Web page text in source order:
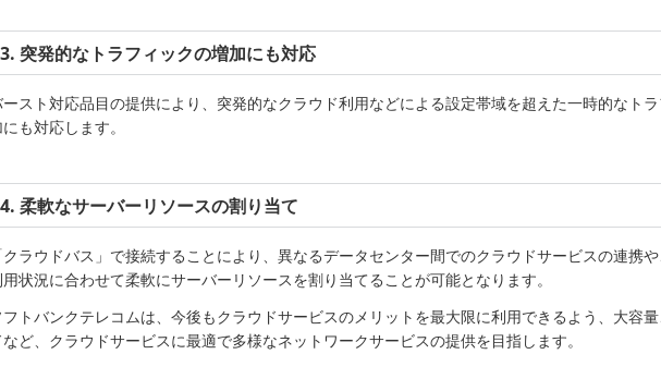
3. 突発的なトラフィックの増加にも対応
スト対応品目の提供により、突発的なクラウド利用などによる設定帯域を超えた一時的なト
も対応します。
4. 柔軟なサーバーリソースの割り当て
ラウドバス」で接続することにより、異なるデータセンター間でのクラウドサービスの連携
状況に合わせて柔軟にサーバーリソースを割り当てることが可能となります。
トバンクテレコムは、今後もクラウドサービスのメリットを最大限に利用できるよう、大容
ど、クラウドサービスに最適で多様なネットワークサービスの提供を目指します。